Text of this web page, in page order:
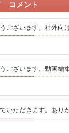
コメント
ございます。社外向
ございます、動画編
いただきます。あり